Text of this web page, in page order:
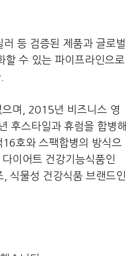
등 검증된 제품과 글로벌
할 수 있는 파이프라인으로
며, 2015년 비즈니스 영
후스타일과 휴럼을 합병해
호와 스팩합병의 방식으
이어트 건강기능식품인
식물성 건강식품 브랜드인